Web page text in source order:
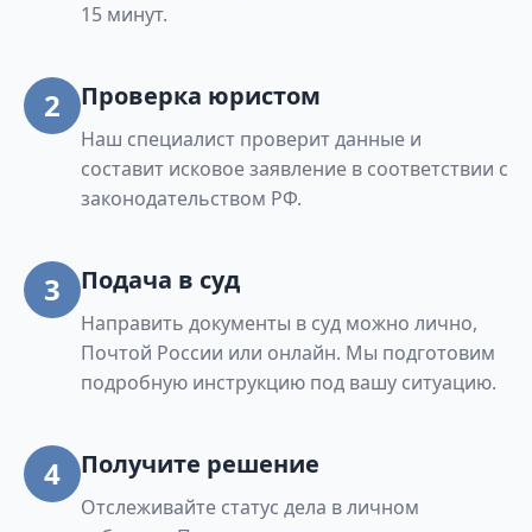
Романовка, Деревня Рязанцевка, Садовый
Деревня Свидное, Хутор Свиридов, Святое
село, Хутор Соломыковские Дворы, Поселок
Спартак, Хутор Спасские Выселки, Деревня
Спасское, Хутор Спокоевка, Средний хутор,
Степь-Хмелевое, Хутор Стрелица, Хутор
Танеевка, Село Тарасово, Село Тарусовка, Хутор
Трубацкое, Деревня Цуриково, Хутор Чаплыгин
Лог, Чермошное село, Хутор Черниченские
Дворы, Деревня Шатовка, Деревня Широкое,
15 минут.
2 Проверка юристом
Наш специалист проверит данные и
составит исковое заявление в соответствии с
законодательством РФ.
3 Подача в суд
Направить документы в суд можно лично,
Почтой России или онлайн. Мы подготовим
подробную инструкцию под вашу ситуацию.
4 Получите решение
Отслеживайте статус дела в личном